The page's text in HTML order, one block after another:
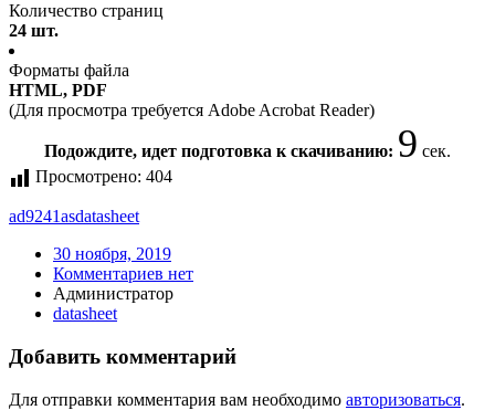
Количество страниц
24 шт.
Форматы файла
HTML, PDF
(Для просмотра требуется Adobe Acrobat Reader)
Подождите, идет подготовка к скачиванию: 9 сек.
Просмотрено: 404
ad9241asdatasheet
30 ноября, 2019
Комментариев нет
Администратор
datasheet
Добавить комментарий
Для отправки комментария вам необходимо авторизоваться.